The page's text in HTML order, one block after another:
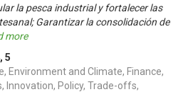
la pesca industrial y fortalecer las
Garantizar la consolidación de
more
, 5
Environment and Climate, Finance,
Innovation, Policy, Trade-offs,